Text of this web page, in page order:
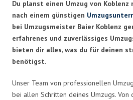
Du planst einen Umzug von Koblenz
nach einem günstigen
bei Umzugsmeister Baier Koblenz
erfahrenes und zuverlässiges
bieten dir alles, was du für deinen
benötigst.
Unser Team von professionellen
bei allen Schritten deines Umzugs. Von